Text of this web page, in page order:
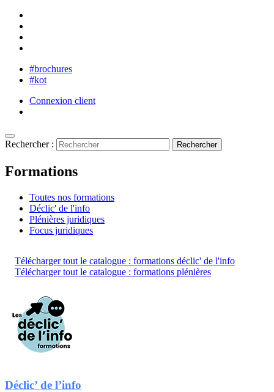
#brochures
#kot
Connexion client
Rechercher :
Formations
Toutes nos formations
Déclic' de l'info
Plénières juridiques
Focus juridiques
Télécharger tout le catalogue : formations déclic' de l'info
Télécharger tout le catalogue : formations plénières
Déclic’ de l’info